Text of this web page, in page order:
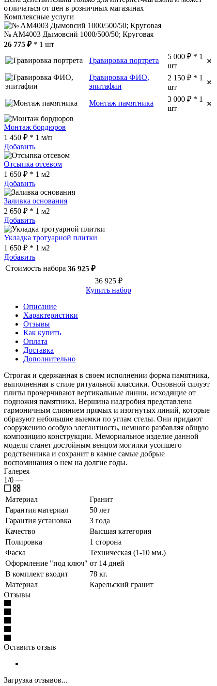
отличаться от цен в розничных магазинах
Комплексные услуги
№ AM4003 Дымовсий 1000/500/50; Круговая
26 775 ₽* 1 шт
Гравировка портрета
5 000 ₽ * 1
шт
Гравировка ФИО,
эпитафии
2 150 ₽ * 1
шт
Монтаж памятника
3 000 ₽ * 1
шт
Монтаж бордюров
1 450 ₽ * 1 м/п
Добавить
Отсыпка отсевом
1 650 ₽ * 1 м2
Добавить
Заливка основания
2 650 ₽ * 1 м2
Добавить
Укладка тротуарной плитки
1 650 ₽ * 1 м2
Добавить
Стоимость набора 36 925 ₽
36 925 ₽
Купить набор
Описание
Характеристики
Отзывы
Как купить
Оплата
Доставка
Дополнительно
Строгая и сдержанная в своем исполнении форма памятника,
выполненная в стиле ритуальной классики. Основной силуэт
плиты прочерчивают вертикальные линии, исходящие от
подножия памятника. Вершина надгробия представлена
гармоничным слиянием прямых и изогнутых линий, которые
образуют небольшие выемки по углам стелы. Они придают
сооружению особую элегантность, немного разбавляя общую
композицию конструкции. Мемориальное изделие данной
модели станет достойным венцом могилки усопшего
родственника и сохранит в камне самые добрые
воспоминания о нем на долгие годы.
Галерея
1/0 —
Материал
Гранит
Гарантия материал
50 лет
Гарантия установка
3 года
Качество
Высшая категория
Полировка
1 сторона
Фаска
Техническая (1-10 мм.)
Оформление "под ключ" от 14 дней
В комплект входит
78 кг.
Материал
Карельский гранит
Отзывы
Оставить отзыв
Загрузка отзывов...